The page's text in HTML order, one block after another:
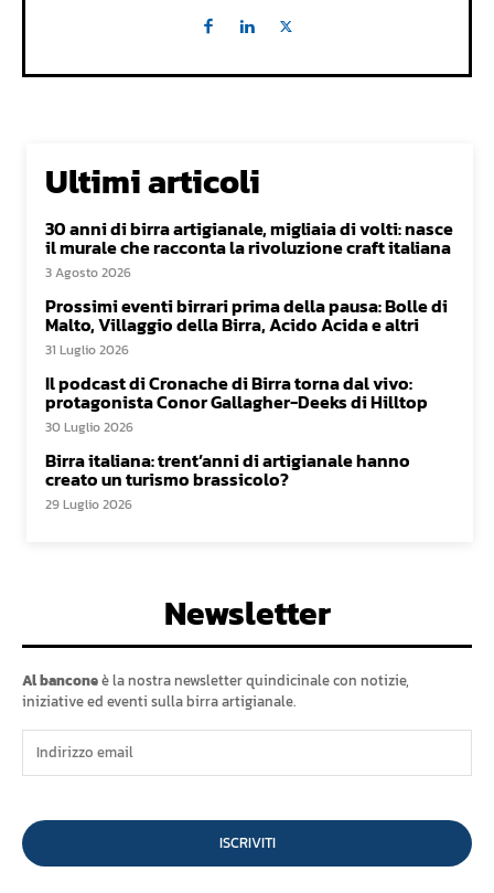
Ultimi articoli
30 anni di birra artigianale, migliaia di volti: nasce
il murale che racconta la rivoluzione craft italiana
3 Agosto 2026
Prossimi eventi birrari prima della pausa: Bolle di
Malto, Villaggio della Birra, Acido Acida e altri
31 Luglio 2026
Il podcast di Cronache di Birra torna dal vivo:
protagonista Conor Gallagher-Deeks di Hilltop
30 Luglio 2026
Birra italiana: trent’anni di artigianale hanno
creato un turismo brassicolo?
29 Luglio 2026
Newsletter
Al banconeè la nostra newsletter quindicinale con notizie,
iniziative ed eventi sulla birra artigianale.
ISCRIVITI